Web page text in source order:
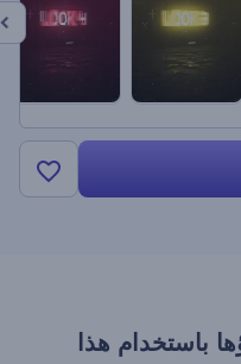
باستخدام هذا